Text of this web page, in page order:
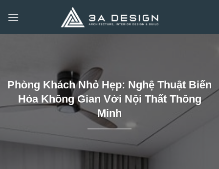
qua
Phòng Khách Nhỏ Hẹp: Nghệ Thuật Biến
Hóa Không Gian Với Nội Thất Thông
Minh